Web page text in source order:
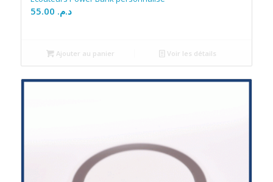
د.م.
Ajouter au panier Voir les détails